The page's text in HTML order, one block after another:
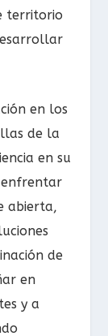
territorio
en los
de la
en su
enfrentar
abierta,
de
en
y a